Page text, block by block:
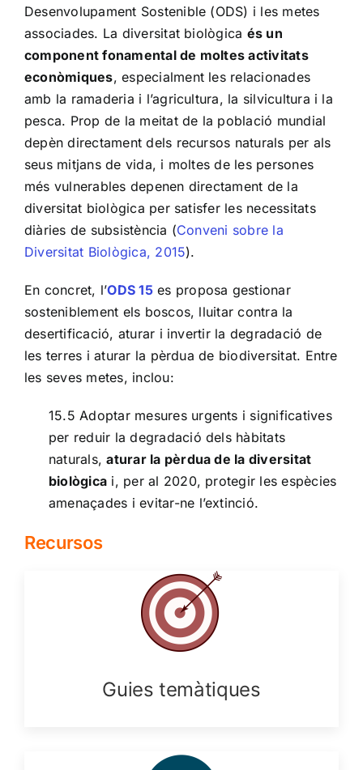
Desenvolupament Sostenible (ODS) i les metes
associades. La diversitat biològica és un
component fonamental de moltes activitats
econòmiques, especialment les relacionades
amb la ramaderia i l’agricultura, la silvicultura i la
pesca. Prop de la meitat de la població mundial
depèn directament dels recursos naturals per als
seus mitjans de vida, i moltes de les persones
més vulnerables depenen directament de la
diversitat biològica per satisfer les necessitats
diàries de subsistència (Conveni sobre la
Diversitat Biològica, 2015).
En concret, l’ODS 15es proposa gestionar
sosteniblement els boscos, lluitar contra la
desertificació, aturar i invertir la degradació de
les terres i aturar la pèrdua de biodiversitat. Entre
les seves metes, inclou:
15.5 Adoptar mesures urgents i significatives
per reduir la degradació dels hàbitats
naturals,aturar la pèrdua de la diversitat
biològica i, per al 2020, protegir les espècies
amenaçades i evitar-ne l’extinció.
Recursos
Guies temàtiques